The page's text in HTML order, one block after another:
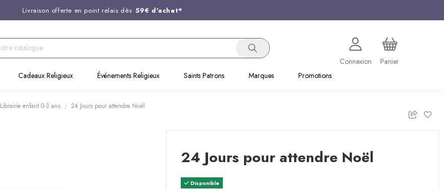
Livraison offerte en point relais dès 59€ d'achat*
Support client disponible au
Commandez avant 14H, expédition le jour même !
Connexion
Panier
Cadeaux Religieux Événements Religieux Saints Patrons Marques Promotions
Librairie enfant 0-3 ans 24 Jours pour attendre Noël
24 Jours pour attendre Noël
Disponible